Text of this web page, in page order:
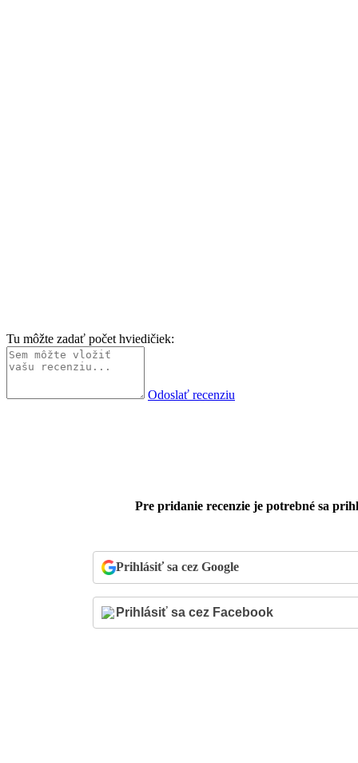
Tu môžte zadať počet hviedičiek:
Odoslať recenziu
Pre pridanie recenzie je potrebné sa
Prihlásiť sa cez Google